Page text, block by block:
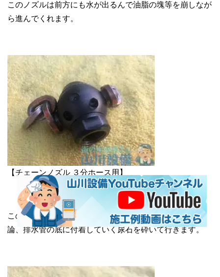
このノズルは前方にも水が出るんで油脂の塊等を崩しなが
ら進んでくれます。
【チェーンノズル ３分ホース用】
このノズルはチェーン部分が回転するんで油脂の塊は勿
論、排水管の底に付着していく尿石を砕いて行きます。